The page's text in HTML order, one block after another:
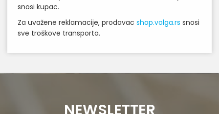
snosi kupac.
Za uvažene reklamacije, prodavac shop.volga.rs snosi
sve troškove transporta.